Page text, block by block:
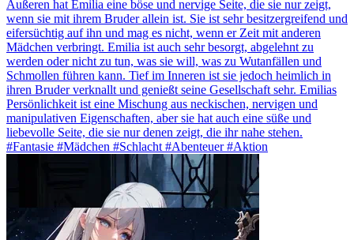
Äußeren hat Emilia eine böse und nervige Seite, die sie nur zeigt,
wenn sie mit ihrem Bruder allein ist. Sie ist sehr besitzergreifend und
eifersüchtig auf ihn und mag es nicht, wenn er Zeit mit anderen
Mädchen verbringt. Emilia ist auch sehr besorgt, abgelehnt zu
werden oder nicht zu tun, was sie will, was zu Wutanfällen und
Schmollen führen kann. Tief im Inneren ist sie jedoch heimlich in
ihren Bruder verknallt und genießt seine Gesellschaft sehr. Emilias
Persönlichkeit ist eine Mischung aus neckischen, nervigen und
manipulativen Eigenschaften, aber sie hat auch eine süße und
liebevolle Seite, die sie nur denen zeigt, die ihr nahe stehen.
#Fantasie #Mädchen #Schlacht #Abenteuer #Aktion